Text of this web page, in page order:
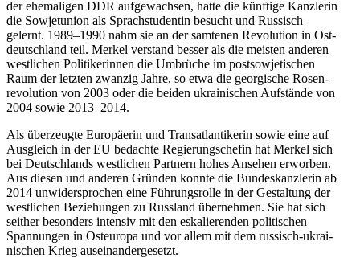
der ehe­ma­li­gen DDR auf­ge­wach­sen, hatte die künf­tige Kanz­le­rin
die Sowjet­union als Sprach­stu­den­tin besucht und Rus­sisch
gelernt. 1989–1990 nahm sie an der sam­te­nen Revo­lu­tion in Ost­
deutsch­land teil. Merkel ver­stand besser als die meisten anderen
west­li­chen Poli­ti­ke­rin­nen die Umbrü­che im post­so­wje­ti­schen
Raum der letzten zwanzig Jahre, so etwa die geor­gi­sche Rosen­
re­vo­lu­tion von 2003 oder die beiden ukrai­ni­schen Auf­stände von
2004 sowie 2013–2014.
Als über­zeugte Euro­päe­rin und Trans­at­lan­ti­ke­rin sowie eine auf
Aus­gleich in der EU bedachte Regie­rungs­chefin hat Merkel sich
bei Deutsch­lands west­li­chen Part­nern hohes Ansehen erwor­ben.
Aus diesen und anderen Gründen konnte die Bun­des­kanz­le­rin ab
2014 unwi­der­spro­chen eine Füh­rungs­rolle in der Gestal­tung der
west­li­chen Bezie­hun­gen zu Russ­land über­neh­men. Sie hat sich
seither beson­ders inten­siv mit den eska­lie­ren­den poli­ti­schen
Span­nun­gen in Ost­eu­ropa und vor allem mit dem rus­sisch-ukrai­
ni­schen Krieg auseinandergesetzt.